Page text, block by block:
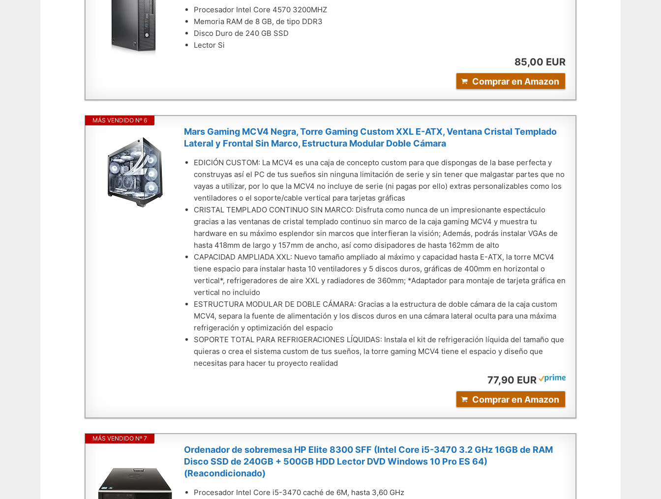
Procesador Intel Core 4570 3200MHZ
Memoria RAM de 8 GB, de tipo DDR3
Disco Duro de 240 GB SSD
Lector Si
85,00 EUR
Comprar en Amazon
MÁS VENDIDO Nº 6
Mars Gaming MCV4 Negra, Torre Gaming Custom XXL E-ATX, Ventana Cristal Templado
Lateral y Frontal Sin Marco, Estructura Modular Doble Cámara
EDICIÓN CUSTOM: La MCV4 es una caja de concepto custom para que dispongas de la base perfecta y
construyas así el PC de tus sueños sin ninguna limitación de serie y sin tener que malgastar partes que no
vayas a utilizar, por lo que la MCV4 no incluye de serie (ni pagas por ello) extras personalizables como los
ventiladores o el soporte/cable vertical para tarjetas gráficas
CRISTAL TEMPLADO CONTINUO SIN MARCO: Disfruta como nunca de un impresionante espectáculo
gracias a las ventanas de cristal templado continuo sin marco de la caja gaming MCV4 y muestra tu
hardware en su máximo esplendor sin marcos que interfieran la visión; Además, podrás instalar VGAs de
hasta 418mm de largo y 157mm de ancho, así como disipadores de hasta 162mm de alto
CAPACIDAD AMPLIADA XXL: Nuevo tamaño ampliado al máximo y capacidad hasta E-ATX, la torre MCV4
tiene espacio para instalar hasta 10 ventiladores y 5 discos duros, gráficas de 400mm en horizontal o
vertical*, refrigeradores de aire XXL y radiadores de 360mm; *Adaptador para montaje de tarjeta gráfica en
vertical no incluido
ESTRUCTURA MODULAR DE DOBLE CÁMARA: Gracias a la estructura de doble cámara de la caja custom
MCV4, separa la fuente de alimentación y los discos duros en una cámara lateral oculta para una máxima
refrigeración y optimización del espacio
SOPORTE TOTAL PARA REFRIGERACIONES LÍQUIDAS: Instala el kit de refrigeración líquida del tamaño que
quieras o crea el sistema custom de tus sueños, la torre gaming MCV4 tiene el espacio y diseño que
necesitas para hacer tu proyecto realidad
77,90 EUR
Comprar en Amazon
MÁS VENDIDO Nº 7
Ordenador de sobremesa HP Elite 8300 SFF (Intel Core i5-3470 3.2 GHz 16GB de RAM
Disco SSD de 240GB + 500GB HDD Lector DVD Windows 10 Pro ES 64)
(Reacondicionado)
Procesador Intel Core i5-3470 caché de 6M, hasta 3,60 GHz